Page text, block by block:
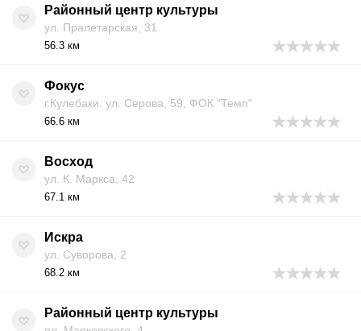
Районный центр культуры
ул. Пралетарская, 31
56.3 км
Фокус
г.Кулебаки. ул. Серова, 59, ФОК "Темп"
66.6 км
Восход
ул. К. Маркса, 42
67.1 км
Искра
ул. Суворова, 2
68.2 км
Районный центр культуры